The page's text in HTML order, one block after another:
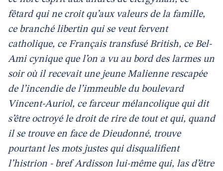
fêtard qui ne croit qu’aux valeurs de la famille,
ce branché libertin qui se veut fervent
catholique, ce Français transfusé British, ce Bel-
Ami cynique que l’on a vu au bord des larmes un
soir où il recevait une jeune Malienne rescapée
de l’incendie de l’immeuble du boulevard
Vincent-Auriol, ce farceur mélancolique qui dit
s’être octroyé le droit de rire de tout et qui, quand
il se trouve en face de Dieudonné, trouve
pourtant les mots justes qui disqualifient
l’histrion - bref Ardisson lui-même qui, las d’être